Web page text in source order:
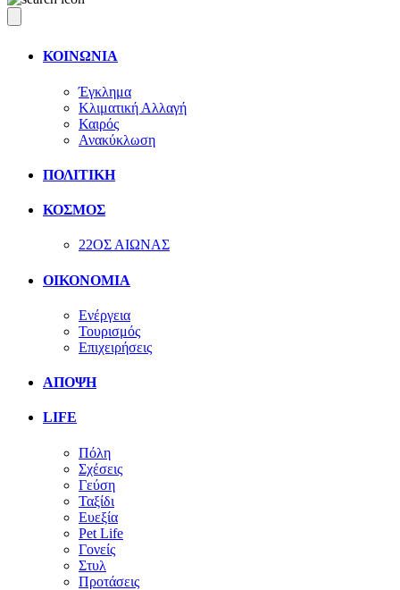
ΚΟΙΝΩΝΙΑ
Έγκλημα
Κλιματική Αλλαγή
Καιρός
Ανακύκλωση
ΠΟΛΙΤΙΚΗ
ΚΟΣΜΟΣ
22ΟΣ ΑΙΩΝΑΣ
ΟΙΚΟΝΟΜΙΑ
Ενέργεια
Τουρισμός
Επιχειρήσεις
ΑΠΟΨΗ
LIFE
Πόλη
Σχέσεις
Γεύση
Ταξίδι
Ευεξία
Pet Life
Γονείς
Στυλ
Προτάσεις